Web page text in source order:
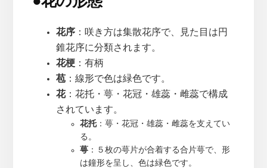
花序：咲き方は集散花序で、見た目は円
錐花序に分類されます。
花梗 ：有柄
苞：線形で色は緑色です。
花：花托・萼・花冠・雄蕊・雌蕊で構成
されています。
花托：萼・花冠・雄蕊・雌蕊を支えてい
る。
萼：５枚の萼片が合着する合片萼で、形
は鐘形を呈し、色は緑色です。